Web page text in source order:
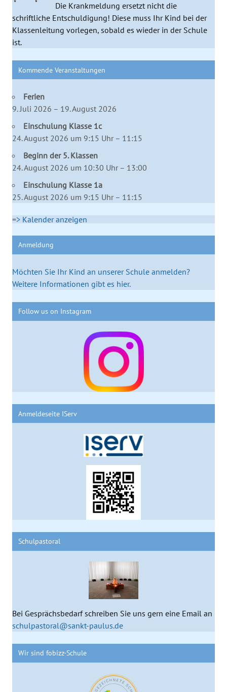
Die Krankmeldung ersetzt nicht die
schriftliche Entschuldigung! Diese muss Ihr Kind bei der
Klassenleitung vorlegen, sobald es wieder in der Schule
ist.
Kommende Veranstaltungen
Ferien
9. Juli 2026 – 19. August 2026
Einschulung Klasse 1c
24. August 2026 um 9:15 Uhr – 11:15
Beginn der 5. Klassen
24. August 2026 um 10:30 Uhr – 13:00
Einschulung Klasse 1a
25. August 2026 um 9:15 Uhr – 11:15
=> Kalender anzeigen
Anmeldung
Möchten Sie Ihr Kind an unserer Schule anmelden?
Weitere Informationen gibt es hier.
Follow us on Instagram
Anmeldeseite IServ
Schulpastoral
Bei Gesprächsbedarf schreiben Sie uns gern eine Email an
schulpastoral@sankt-paulus.de
Wir sind fobizz-Schule